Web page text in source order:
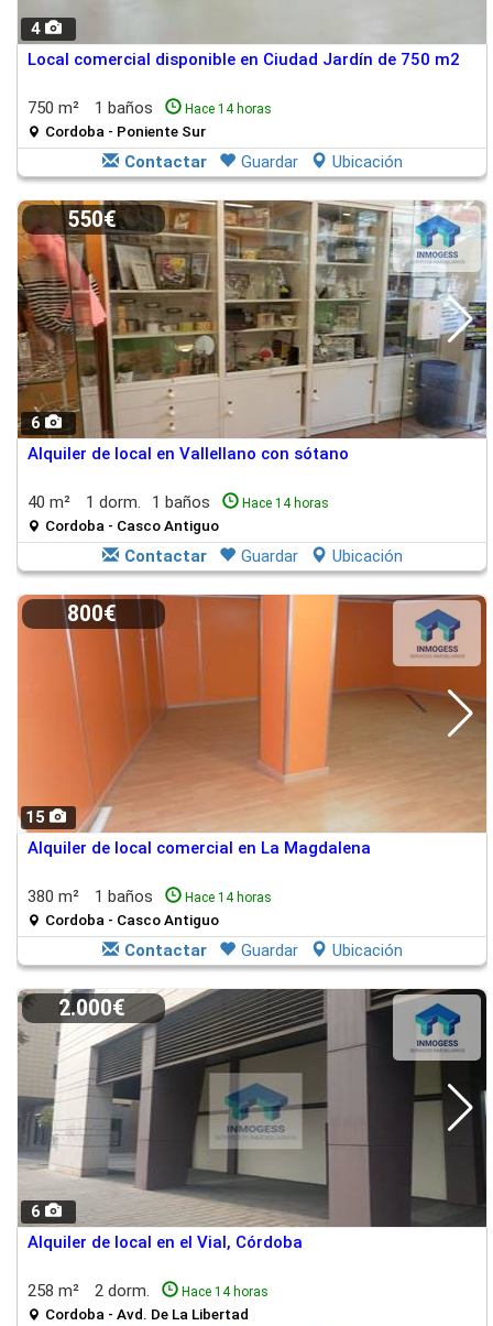
4
Local comercial disponible en Ciudad Jardín de 750 m2
750 m² 1 baños Hace 14 horas
Cordoba - Poniente Sur
Contactar Guardar Ubicación
6
550€
Alquiler de local en Vallellano con sótano
40 m² 1 dorm. 1 baños Hace 14 horas
Cordoba - Casco Antiguo
Contactar Guardar Ubicación
15
800€
Alquiler de local comercial en La Magdalena
380 m² 1 baños Hace 14 horas
Cordoba - Casco Antiguo
Contactar Guardar Ubicación
6
2.000€
Alquiler de local en el Vial, Córdoba
258 m² 2 dorm. Hace 14 horas
Cordoba - Avd. De La Libertad